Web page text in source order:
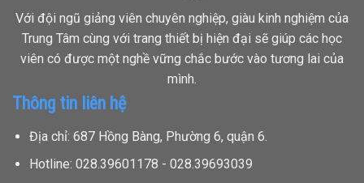
Với đội ngũ giảng viên chuyên nghiệp, giàu kinh nghiệm của
Trung Tâm cùng với trang thiết bị hiện đại sẽ giúp các học
viên có được một nghề vững chắc bước vào tương lai của
mình.
Thông tin liên hệ
Địa chỉ: 687 Hồng Bàng, Phường 6, quận 6.
Hotline: 028.39601178 - 028.39693039